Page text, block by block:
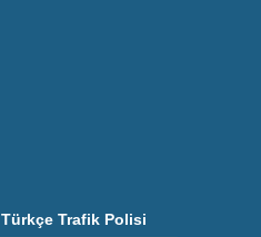
Türkçe Trafik Polisi